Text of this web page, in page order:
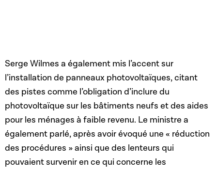
Serge Wilmes a également mis l’accent sur
l’installation de panneaux photovoltaïques, citant
des pistes comme l’obligation d’inclure du
photovoltaïque sur les bâtiments neufs et des aides
pour les ménages à faible revenu. Le ministre a
également parlé, après avoir évoqué une « réduction
des procédures » ainsi que des lenteurs qui
pouvaient survenir en ce qui concerne les